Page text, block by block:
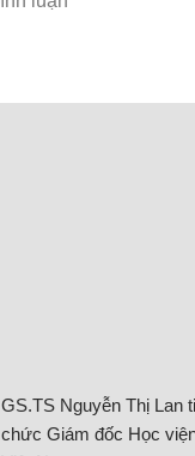
GS.TS Nguyễn Thị Lan
chức Giám đốc Học